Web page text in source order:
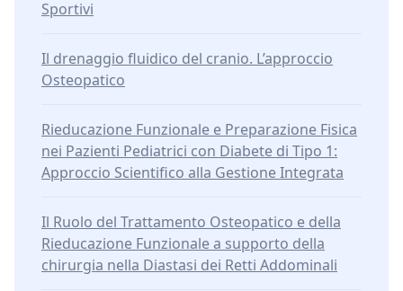
Sportivi
Il drenaggio fluidico del cranio. L’approccio
Osteopatico
Rieducazione Funzionale e Preparazione Fisica
nei Pazienti Pediatrici con Diabete di Tipo 1:
Approccio Scientifico alla Gestione Integrata
Il Ruolo del Trattamento Osteopatico e della
Rieducazione Funzionale a supporto della
chirurgia nella Diastasi dei Retti Addominali